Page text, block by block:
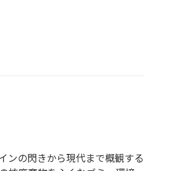
ンの閃きから現代まで概観する